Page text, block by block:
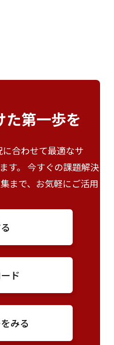
た第一歩を
合わせて最適なサ
す。 今すぐの課題解決
まで、お気軽にご活用
ド
みる